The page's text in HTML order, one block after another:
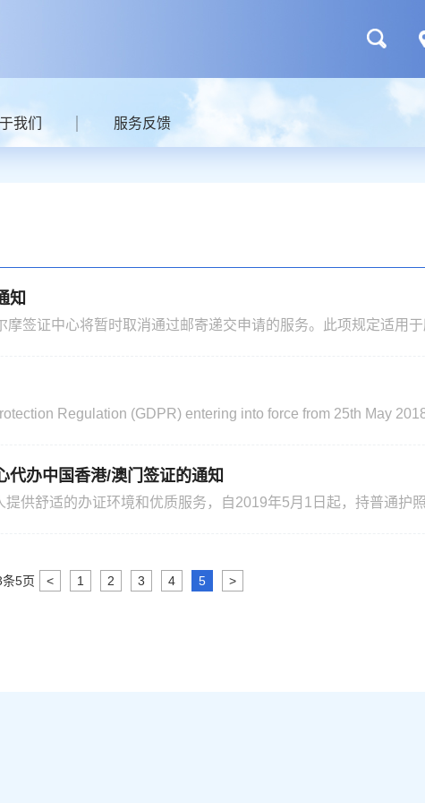
我们 服务反馈
知
摩签证中心将暂时取消通过邮寄递交申请的服务。此项规定适用
Regulation (GDPR) entering into force from 25th May
代办中国香港/澳门签证的通知
提供舒适的办证环境和优质服务，自2019年5月1日起，持普通护
条5页 < 1 2 3 4 5 >